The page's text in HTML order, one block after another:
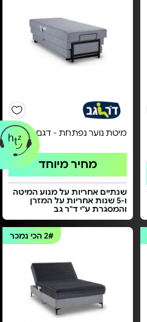
מיטת נוער נפתחת - דגם TWIN
מחיר מיוחד
שנתיים אחריות על מנוע המיטה
ו-5 שנות אחריות על המזרן
והמסגרת ע"י ד"ר גב
2#הכי נמכר